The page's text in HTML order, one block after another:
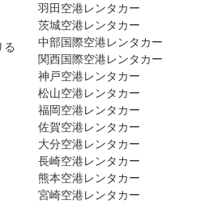
る
羽田空港レンタカー
茨城空港レンタカー
中部国際空港レンタカー
関西国際空港レンタカー
神戸空港レンタカー
松山空港レンタカー
福岡空港レンタカー
佐賀空港レンタカー
大分空港レンタカー
長崎空港レンタカー
熊本空港レンタカー
宮崎空港レンタカー